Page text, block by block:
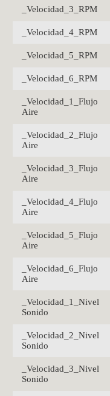
_Velocidad_3_RPM
_Velocidad_4_RPM
_Velocidad_5_RPM
_Velocidad_6_RPM
_Velocidad_1_Flujo
Aire
_Velocidad_2_Flujo
Aire
_Velocidad_3_Flujo
Aire
_Velocidad_4_Flujo
Aire
_Velocidad_5_Flujo
Aire
_Velocidad_6_Flujo
Aire
_Velocidad_1_Nivel
Sonido
_Velocidad_2_Nivel
Sonido
_Velocidad_3_Nivel
Sonido